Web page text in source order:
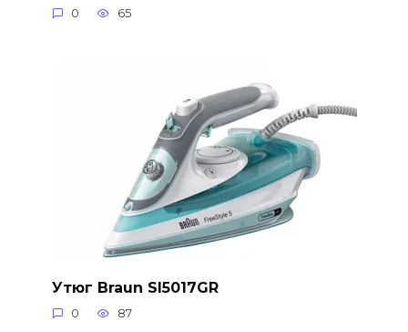
0 65
Утюг Braun SI5017GR
0 87